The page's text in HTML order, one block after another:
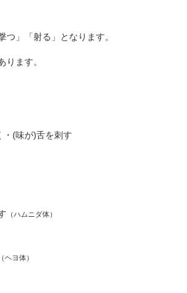
つ」「射る」となります。
ります。
・(味が)舌を刺す
（ハムニダ体）
（ヘヨ体）